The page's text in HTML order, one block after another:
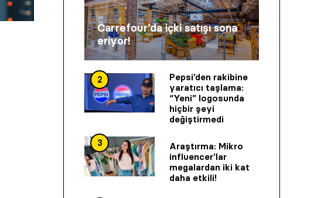
Carrefour’da içki satışı sona
eriyor!
2
Pepsi’den rakibine
yaratıcı taşlama:
“Yeni” logosunda
hiçbir şeyi
değiştirmedi
3
Araştırma: Mikro
influencer’lar
megalardan iki kat
daha etkili!